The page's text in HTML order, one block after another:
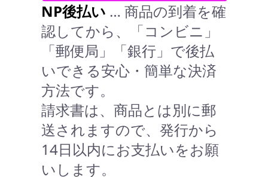
NP後払い … 商品の到着を確
認してから、「コンビニ」
「郵便局」「銀行」で後払
いできる安心・簡単な決済
方法です。
請求書は、商品とは別に郵
送されますので、発行から
14日以内にお支払いをお願
いします。